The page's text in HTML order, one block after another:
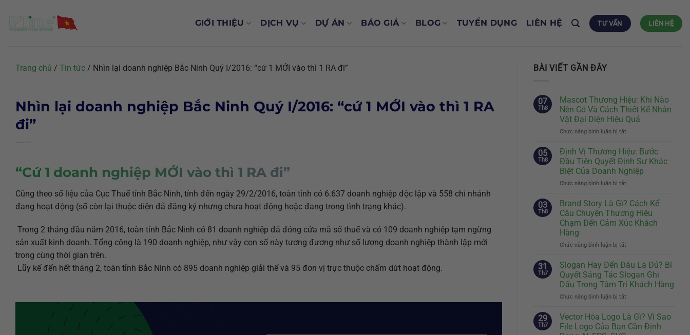
đến
GIỚI THIỆU DỊCH VỤ DỰ ÁN BÁO GIÁ BLOG TUYỂN DỤNG LIÊN HỆ TƯ VẤN LIÊN HỆ
Trang chủ / Tin tức / Nhìn lại doanh nghiệp Bắc Ninh Quý I/2016: “cứ 1 MỚI vào thì 1 RA đi”
Nhìn lại doanh nghiệp Bắc Ninh Quý I/2016: “cứ 1 MỚI vào thì 1 RA
đi”
“Cứ 1 doanh nghiệp MỚI vào thì 1 RA đi”
Cũng theo số liệu của Cục Thuế tỉnh Bắc Ninh, tính đến ngày 29/2/2016, toàn tỉnh có 6.637 doanh nghiệp độc lập và 558 chi nhánh
đang hoạt động (số còn lại thuộc diện đã đăng ký nhưng chưa hoạt động hoặc đang trong tình trạng khác).
Trong 2 tháng đầu năm 2016, toàn tỉnh Bắc Ninh có 81 doanh nghiệp đã đóng cửa mã số thuế và có 109 doanh nghiệp tạm ngừng
sản xuất kinh doanh. Tổng cộng là 190 doanh nghiệp, như vậy con số này tương đương như số lượng doanh nghiệp thành lập mới
trong cùng thời gian trên.
Lũy kế đến hết tháng 2, toàn tỉnh Bắc Ninh có 895 doanh nghiệp giải thể và 95 đơn vị trực thuộc chấm dứt hoạt động.
BÀI VIẾT GẦN ĐÂY
07
Th8
Mascot Thương Hiệu: Khi Nào
Nên Có Và Cách Thiết Kế Nhân
Vật Đại Diện Hiệu Quả
Chức năng bình luận bị tắt
Thương
Hiệu:
Khi
Nào
Và
Cách
Thiết
Kế
Diện
Quả
05
Th8
Định Vị Thương Hiệu: Bước
Đầu Tiên Quyết Định Sự Khác
Biệt Của Doanh Nghiệp
Chức năng bình luận bị tắt
Vị
Thương
Hiệu:
Bước
Định
Khác
Biệt
Nghiệp
03
Th8
Brand Story Là Gì? Cách Kể
Câu Chuyện Thương Hiệu
Chạm Đến Cảm Xúc Khách
Hàng
Chức năng bình luận bị tắt
Story
Gì?
Cách
Chuyện
Thương
31
Th7
Slogan Hay Đến Đâu Là Đủ? Bí
Quyết Sáng Tác Slogan Ghi
Dấu Trong Tâm Trí Khách Hàng
Chức năng bình luận bị tắt
Hay
Đến
Đâu
29
Th7
Vector Hóa Logo Là Gì? Vì Sao
File Logo Của Bạn Cần Định